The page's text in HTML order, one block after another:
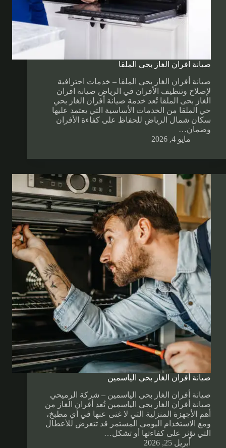
صيانة افران الغاز بحى الملقا
صيانة أفران الغاز بحي الملقا – خدمات احترافية
لإصلاح وتنظيف الأفران في الرياض صيانة افران
الغاز بحى الملقا تُعد خدمة صيانة أفران الغاز بحي
حي الملقا من الخدمات الأساسية التي يعتمد عليها
سكان شمال الرياض للحفاظ على كفاءة الأفران
وضمان…
مايو 4, 2026
صيانة أفران الغاز بحي الياسمين
صيانة أفران الغاز بحي الياسمين – شركة الرميحي
صيانة أفران الغاز بحي الياسمين تُعد أفران الغاز من
أهم الأجهزة المنزلية التي لا غنى عنها في أي مطبخ،
ومع الاستخدام اليومي المستمر قد تتعرض للأعطال
التي تؤثر على كفاءتها أو تشكل…
أبريل 25, 2026